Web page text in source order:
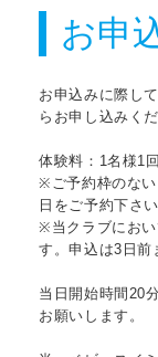
お申
お申込みに際し
らお申し込みくだ
体験料：1名様1
※ご予約枠のない
日をご予約下さい
※当クラブにおい
す。申込は3日前
当日開始時間20
お願いします。